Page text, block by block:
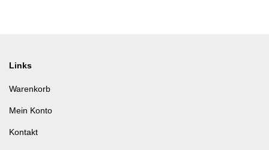
Links
Warenkorb
Mein Konto
Kontakt